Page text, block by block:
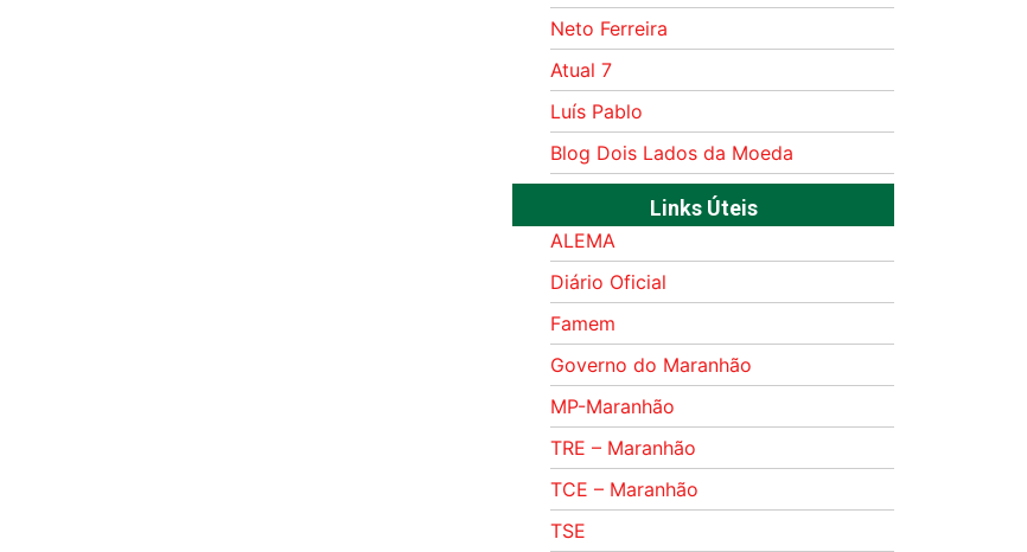
Neto Ferreira
Atual 7
Luís Pablo
Blog Dois Lados da Moeda
Links Úteis
ALEMA
Diário Oficial
Famem
Governo do Maranhão
MP-Maranhão
TRE – Maranhão
TCE – Maranhão
TSE